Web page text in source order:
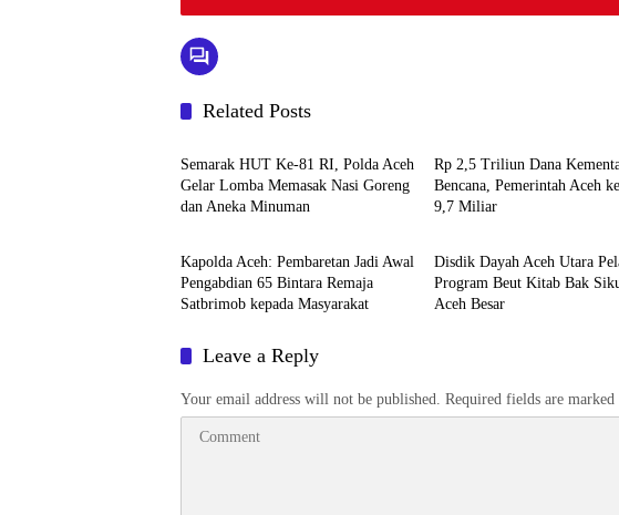
Related Posts
Berita
Semarak HUT Ke-81 RI, Polda Aceh
Gelar Lomba Memasak Nasi Goreng
dan Aneka Minuman
Rp 2,5 Triliun Dana
Bencana, Pemerintah Aceh
9,7 Miliar
Kapolda Aceh: Pembaretan Jadi Awal
Pengabdian 65 Bintara Remaja
Satbrimob kepada Masyarakat
Disdik Dayah Aceh Utara
Program Beut Kitab Bak
Aceh Besar
Leave a Reply
Your email address will not be published. Required fields are marked